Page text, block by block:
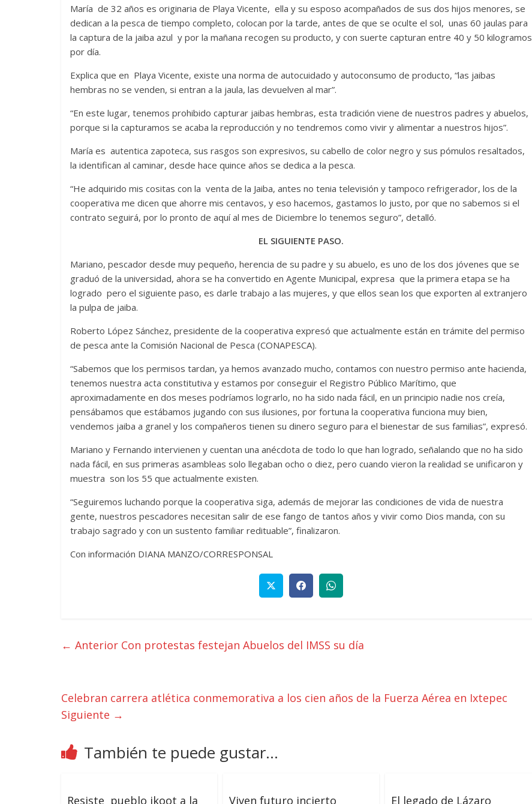
María de 32 años es originaria de Playa Vicente, ella y su esposo acompañados de sus dos hijos menores, se
dedican a la pesca de tiempo completo, colocan por la tarde, antes de que se oculte el sol, unas 60 jaulas para
la captura de la jaiba azul y por la mañana recogen su producto, y con suerte capturan entre 40 y 50 kilogramos
por día.
Explica que en Playa Vicente, existe una norma de autocuidado y autoconsumo de producto, “las jaibas
hembras no se venden, si entran a la jaula, las devuelven al mar”.
“En este lugar, tenemos prohibido capturar jaibas hembras, esta tradición viene de nuestros padres y abuelos,
porque si la capturamos se acaba la reproducción y no tendremos como vivir y alimentar a nuestros hijos”.
María es autentica zapoteca, sus rasgos son expresivos, su cabello de color negro y sus pómulos resaltados,
la identifican al caminar, desde hace quince años se dedica a la pesca.
“He adquirido mis cositas con la venta de la Jaiba, antes no tenia televisión y tampoco refrigerador, los de la
cooperativa me dicen que ahorre mis centavos, y eso hacemos, gastamos lo justo, por que no sabemos si el
contrato seguirá, por lo pronto de aquí al mes de Diciembre lo tenemos seguro”, detalló.
EL SIGUIENTE PASO.
Mariano, pescador desde muy pequeño, herencia de su padre y su abuelo, es uno de los dos jóvenes que se
graduó de la universidad, ahora se ha convertido en Agente Municipal, expresa que la primera etapa se ha
logrado pero el siguiente paso, es darle trabajo a las mujeres, y que ellos sean los que exporten al extranjero
la pulpa de jaiba.
Roberto López Sánchez, presidente de la cooperativa expresó que actualmente están en trámite del permiso
de pesca ante la Comisión Nacional de Pesca (CONAPESCA).
“Sabemos que los permisos tardan, ya hemos avanzado mucho, contamos con nuestro permiso ante hacienda,
tenemos nuestra acta constitutiva y estamos por conseguir el Registro Público Marítimo, que
aproximadamente en dos meses podríamos lograrlo, no ha sido nada fácil, en un principio nadie nos creía,
pensábamos que estábamos jugando con sus ilusiones, por fortuna la cooperativa funciona muy bien,
vendemos jaiba a granel y los compañeros tienen su dinero seguro para el bienestar de sus familias”, expresó.
Mariano y Fernando intervienen y cuentan una anécdota de todo lo que han logrado, señalando que no ha sido
nada fácil, en sus primeras asambleas solo llegaban ocho o diez, pero cuando vieron la realidad se unificaron y
muestra son los 55 que actualmente existen.
“Seguiremos luchando porque la cooperativa siga, además de mejorar las condiciones de vida de nuestra
gente, nuestros pescadores necesitan salir de ese fango de tantos años y vivir como Dios manda, con su
trabajo sagrado y con un sustento familiar redituable”, finalizaron.
Con información DIANA MANZO/CORRESPONSAL
← Anterior Con protestas festejan Abuelos del IMSS su día
Celebran carrera atlética conmemorativa a los cien años de la Fuerza Aérea en Ixtepec
Siguiente →
También te puede gustar...
Resiste pueblo ikoot a la Viven futuro incierto El legado de Lázaro